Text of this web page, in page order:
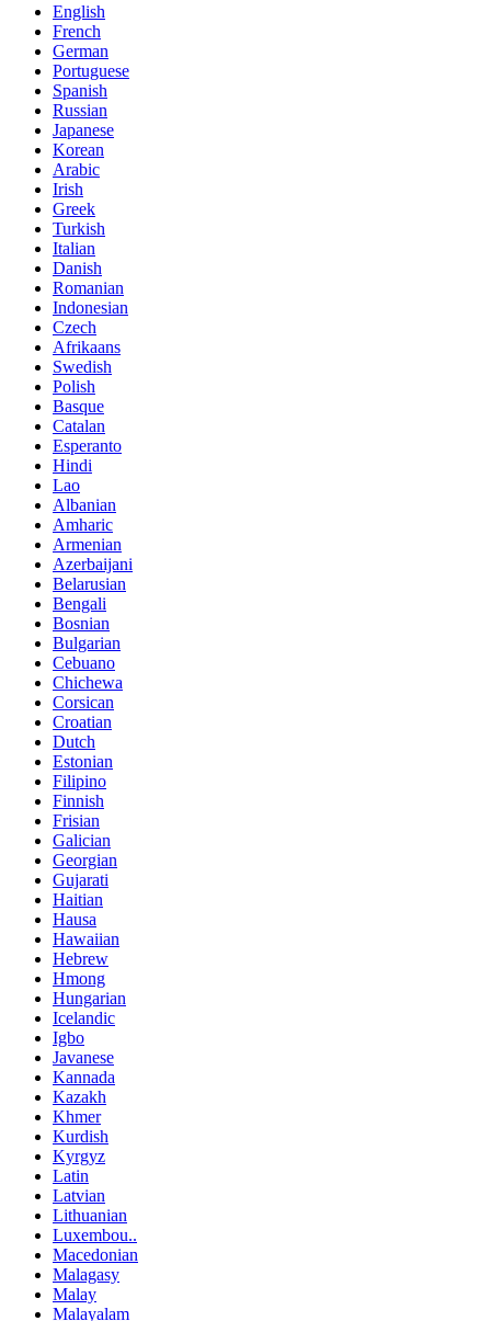
English
French
German
Portuguese
Spanish
Russian
Japanese
Korean
Arabic
Irish
Greek
Turkish
Italian
Danish
Romanian
Indonesian
Czech
Afrikaans
Swedish
Polish
Basque
Catalan
Esperanto
Hindi
Lao
Albanian
Amharic
Armenian
Azerbaijani
Belarusian
Bengali
Bosnian
Bulgarian
Cebuano
Chichewa
Corsican
Croatian
Dutch
Estonian
Filipino
Finnish
Frisian
Galician
Georgian
Gujarati
Haitian
Hausa
Hawaiian
Hebrew
Hmong
Hungarian
Icelandic
Igbo
Javanese
Kannada
Kazakh
Khmer
Kurdish
Kyrgyz
Latin
Latvian
Lithuanian
Luxembou..
Macedonian
Malagasy
Malay
Malayalam